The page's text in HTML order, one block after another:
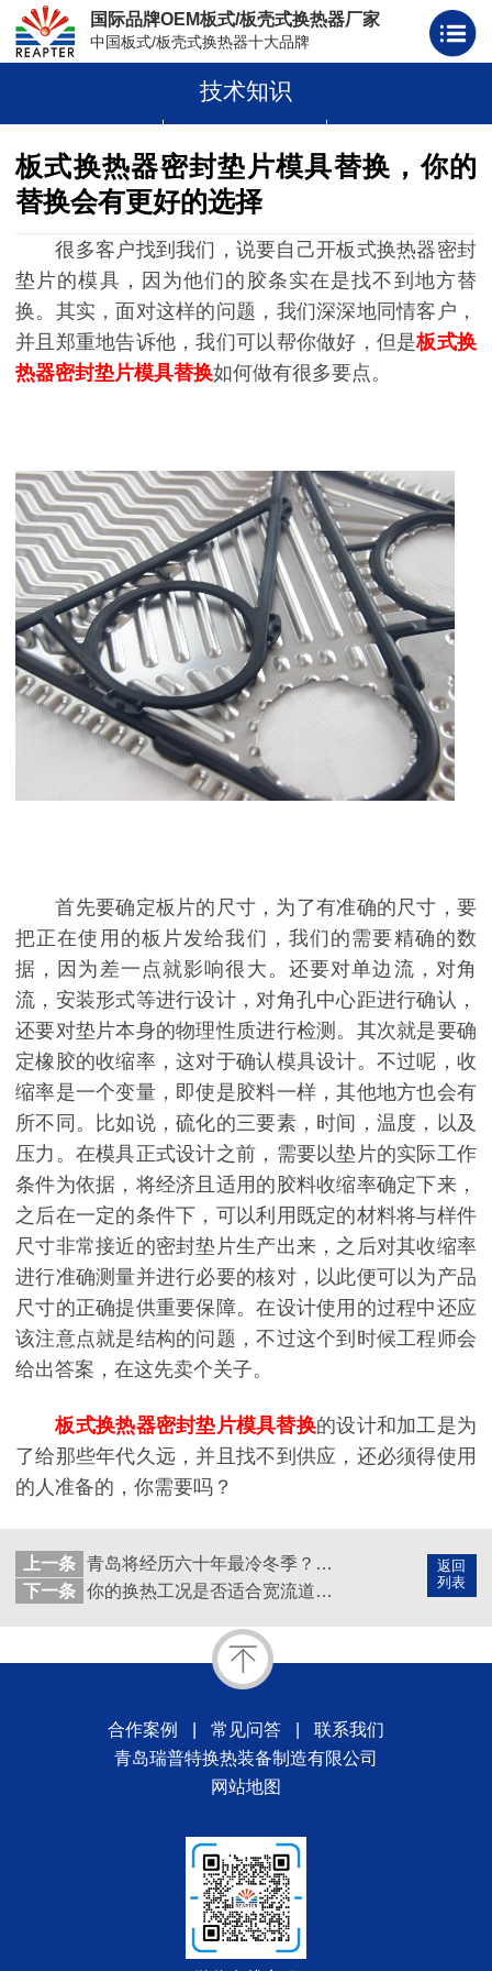
国际品牌OEM板式/板壳式换热器厂家
中国板式/板壳式换热器十大品牌
板壳式换热器
技术知识
板式换热器密封垫片模具替换，你的
替换会有更好的选择
很多客户找到我们，说要自己开板式换热器密封
垫片的模具，因为他们的胶条实在是找不到地方替
换。其实，面对这样的问题，我们深深地同情客户，
并且郑重地告诉他，我们可以帮你做好，但是板式换
热器密封垫片模具替换如何做有很多要点。
首先要确定板片的尺寸，为了有准确的尺寸，要
把正在使用的板片发给我们，我们的需要精确的数
据，因为差一点就影响很大。还要对单边流，对角
流，安装形式等进行设计，对角孔中心距进行确认，
还要对垫片本身的物理性质进行检测。其次就是要确
定橡胶的收缩率，这对于确认模具设计。不过呢，收
缩率是一个变量，即使是胶料一样，其他地方也会有
所不同。比如说，硫化的三要素，时间，温度，以及
压力。在模具正式设计之前，需要以垫片的实际工作
条件为依据，将经济且适用的胶料收缩率确定下来，
之后在一定的条件下，可以利用既定的材料将与样件
尺寸非常接近的密封垫片生产出来，之后对其收缩率
进行准确测量并进行必要的核对，以此便可以为产品
尺寸的正确提供重要保障。在设计使用的过程中还应
该注意点就是结构的问题，不过这个到时候工程师会
给出答案，在这先卖个关子。
板式换热器密封垫片模具替换的设计和加工是为
了给那些年代久远，并且找不到供应，还必须得使用
的人准备的，你需要吗？
返回
列表
上一条
青岛将经历六十年最冷冬季？多穿秋裤不如换热站的这个设备好用
下一条
你的换热工况是否适合宽流道板式换热器，一篇文章让你了解！
合作案例 常见问答
联系我们
青岛瑞普特换热装备制造有限公司
网站地图